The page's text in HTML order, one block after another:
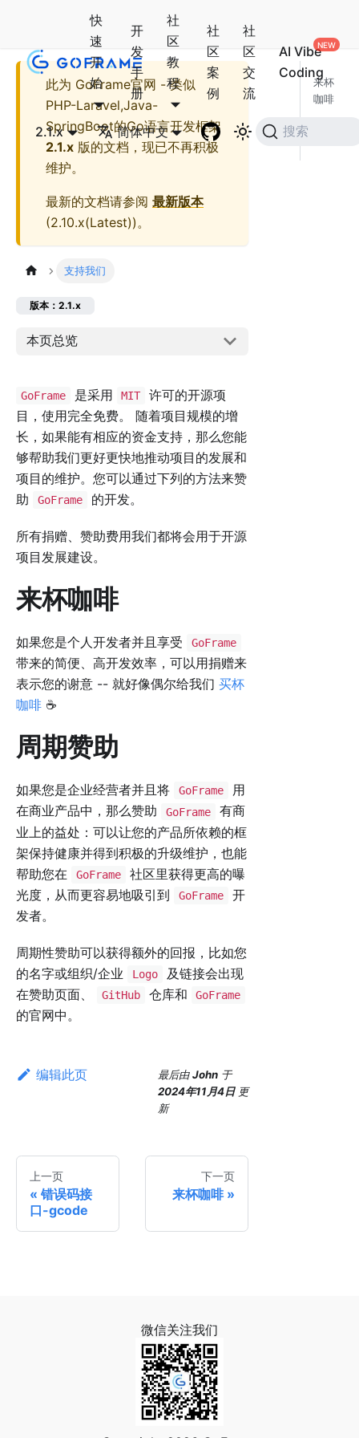
快
速
开
始
开
发
手
册
社
区
教
程
社
区
案
例
社
区
交
流
AI Vibe
Coding
2.1.x 简体中文 搜索
此为 GoFrame官网 - 类似
PHP-Laravel,Java-
SpringBoot的Go语言开发框架
2.1.x 版的文档，现已不再积极
维护。
最新的文档请参阅 最新版本
(2.10.x(Latest))。
支持我们
版本：2.1.x
本页总览
GoFrame 是采用 MIT
许可的开源项
目，使用完全免费。 随着项目规模的增
长，如果能有相应的资金支持，那么您能
够帮助我们更好更快地推动项目的发展和
项目的维护。您可以通过下列的方法来赞
助
GoFrame 的开发。
所有捐赠、赞助费用我们都将会用于开源
项目发展建设。
来杯咖啡
如果您是个人开发者并且享受 GoFrame
带来的简便、高开发效率，可以用捐赠来
表示您的谢意 -- 就好像偶尔给我们 买杯
咖啡 ☕️
周期赞助
如果您是企业经营者并且将 GoFrame
用
在商业产品中，那么赞助
GoFrame
有商
业上的益处：可以让您的产品所依赖的框
架保持健康并得到积极的升级维护，也能
帮助您在
GoFrame
社区里获得更高的曝
光度，从而更容易地吸引到
GoFrame
开
发者。
周期性赞助可以获得额外的回报，比如您
的名字或组织/企业
Logo
及链接会出现
在赞助页面、
GitHub 仓库和 GoFrame
的官网中。
编辑此页 最后由John 于
2024年11月4日 更
新
上一页
错误码接
口-gcode
下一页
来杯咖啡
来杯
咖啡
微信关注我们